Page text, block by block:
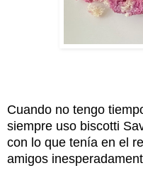
Cuando no tengo
siempre uso biscotti
con lo que tenía en el
amigos